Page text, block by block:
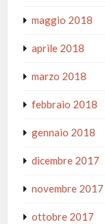
maggio 2018
aprile 2018
marzo 2018
febbraio 2018
gennaio 2018
dicembre 2017
novembre 2017
ottobre 2017